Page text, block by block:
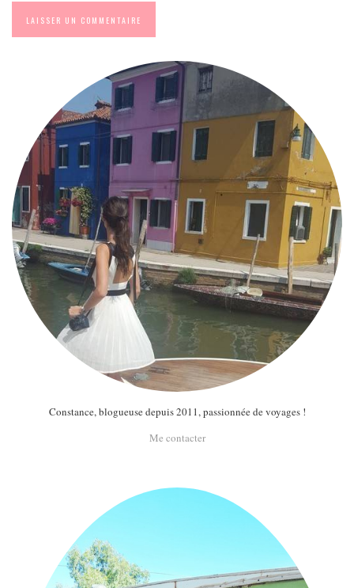
Constance, blogueuse depuis 2011, passionnée de voyages !
Me contacter